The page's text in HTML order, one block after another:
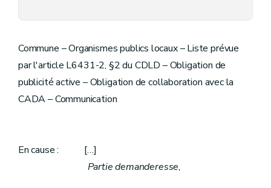
Commune – Organismes publics locaux – Liste prévue
par l'article L6431-2, §2 du CDLD – Obligation de
publicité active – Obligation de collaboration avec la
CADA – Communication
En cause : […]
Partie demanderesse,